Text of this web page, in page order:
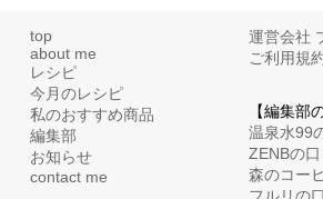
top
about me
レシピ
今月のレシピ
私のおすすめ商品
編集部
お知らせ
contact me
運営会社
ご利用規
【編集部
温泉水99
ZENBの口
森のコー
フルリの